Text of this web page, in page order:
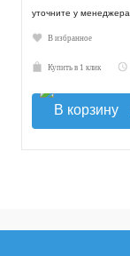
уточните у менеджера
В избранное
Купить в 1 клик